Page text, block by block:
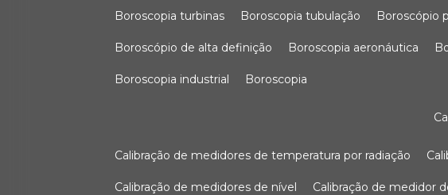
boroscopia turbinas boroscopia tubulação boroscópio
boroscópio de alta definição boroscopia aeronáutica
boroscopia industrial boroscopia
calibração de medidores de temperatura por radiação
calibração de medidores de nível calibração de medidor